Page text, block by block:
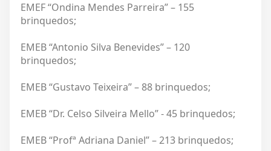
EMEF “Ondina Mendes Parreira” – 155
brinquedos;
EMEB “Antonio Silva Benevides” – 120
brinquedos;
EMEB “Gustavo Teixeira” – 88 brinquedos;
EMEB “Dr. Celso Silveira Mello” - 45 brinquedos;
EMEB “Profª Adriana Daniel” – 213 brinquedos;